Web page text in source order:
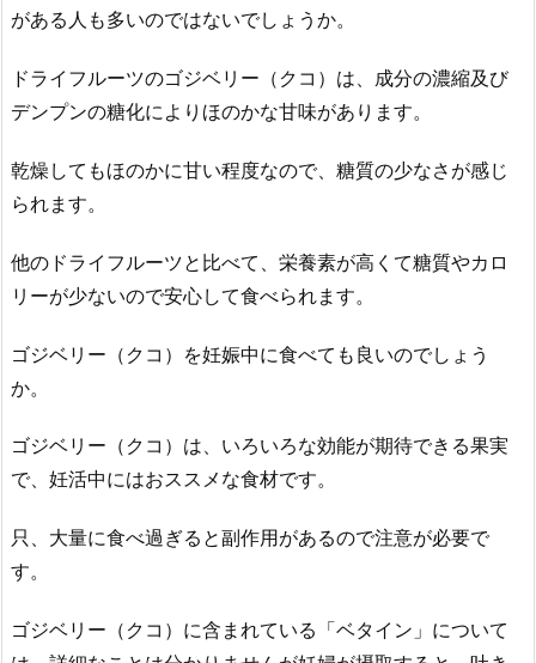
がある人も多いのではないでしょうか。
ドライフルーツのゴジベリー（クコ）は、成分の濃縮及び
デンプンの糖化によりほのかな甘味があります。
乾燥してもほのかに甘い程度なので、糖質の少なさが感じ
られます。
他のドライフルーツと比べて、栄養素が高くて糖質やカロ
リーが少ないので安心して食べられます。
ゴジベリー（クコ）を妊娠中に食べても良いのでしょう
か。
ゴジベリー（クコ）は、いろいろな効能が期待できる果実
で、妊活中にはおススメな食材です。
只、大量に食べ過ぎると副作用があるので注意が必要で
す。
ゴジベリー（クコ）に含まれている「ベタイン」について